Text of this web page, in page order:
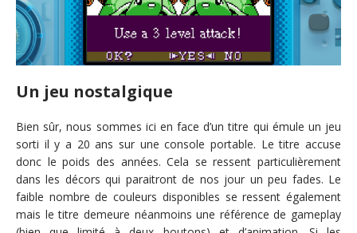
Un jeu nostalgique
Bien sûr, nous sommes ici en face d’un titre qui émule un jeu
sorti il y a 20 ans sur une console portable. Le titre accuse
donc le poids des années. Cela se ressent particulièrement
dans les décors qui paraitront de nos jour un peu fades. Le
faible nombre de couleurs disponibles se ressent également
mais le titre demeure néanmoins une référence de gameplay